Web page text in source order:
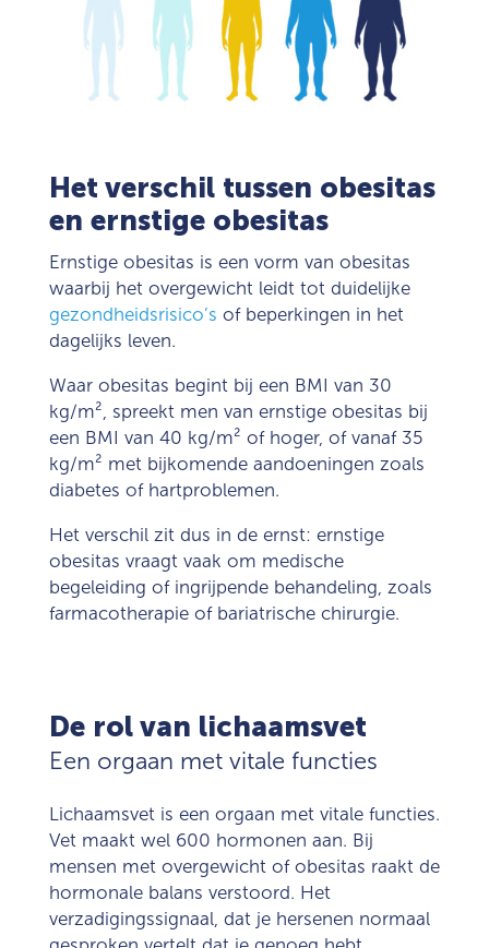
Het verschil tussen obesitas
en ernstige obesitas
Ernstige obesitas is een vorm van obesitas
waarbij het overgewicht leidt tot duidelijke
gezondheidsrisico’s of beperkingen in het
dagelijks leven.
Waar obesitas begint bij een BMI van 30
kg/m², spreekt men van ernstige obesitas bij
een BMI van 40 kg/m² of hoger, of vanaf 35
kg/m² met bijkomende aandoeningen zoals
diabetes of hartproblemen.
Het verschil zit dus in de ernst: ernstige
obesitas vraagt vaak om medische
begeleiding of ingrijpende behandeling, zoals
farmacotherapie of bariatrische chirurgie.
De rol van lichaamsvet
Een orgaan met vitale functies
Lichaamsvet is een orgaan met vitale functies.
Vet maakt wel 600 hormonen aan. Bij
mensen met overgewicht of obesitas raakt de
hormonale balans verstoord. Het
verzadigingssignaal, dat je hersenen normaal